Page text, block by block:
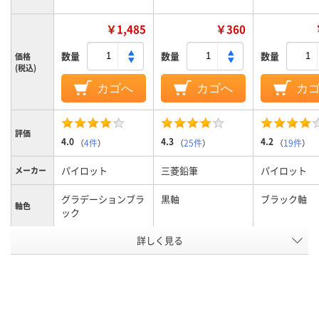
価格
(税込)
￥1,485
数量
カゴへ
￥360
数量
カゴへ
数量
カ
評価
4.0 （4件） 4.3 （25件） 4.2 （19件）
メーカー パイロット 三菱鉛筆 パイロット
軸色
グラデーションブラ
ック
黒軸 ブラック軸
0.5mm 0.5mm、0.5
詳しく見る